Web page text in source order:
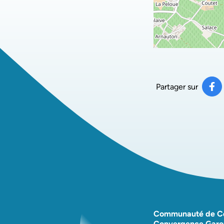
Partager sur
Communauté de